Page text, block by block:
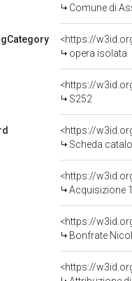
Comune di
<https://
opera isolata
<https://
S252
<https://
Scheda
<https://
Acquisizione
<https://
Bonfrate
<https://